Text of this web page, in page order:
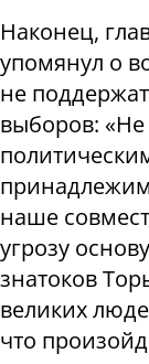
Наконец,
упомянул о
не
выборов:
наше
угрозу
знатоков
великих
что